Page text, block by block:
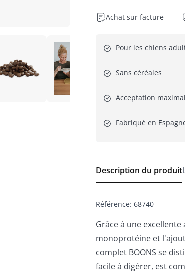
Achat sur facture
Pour les chiens
Sans céréales
Acceptation
Fabriqué en
Description du produit
Référence: 68740
Grâce à une
monoprotéine et
complet BOONS se
facile à digérer, est